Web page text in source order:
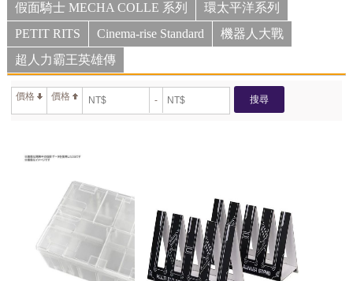
假面騎士 MECHA COLLE 系列
環太平洋系列
PETIT RITS
Cinema-rise Standard
機器人大戰
超人力霸王英雄傳
價格 價格 - 搜尋